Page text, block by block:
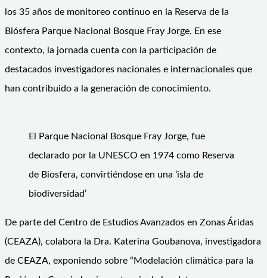
los 35 años de monitoreo continuo en la Reserva de la
Biósfera Parque Nacional Bosque Fray Jorge. En ese
contexto, la jornada cuenta con la participación de
destacados investigadores nacionales e internacionales que
han contribuido a la generación de conocimiento.
El Parque Nacional Bosque Fray Jorge, fue
declarado por la UNESCO en 1974 como Reserva
de Biosfera, convirtiéndose en una ‘isla de
biodiversidad’
De parte del Centro de Estudios Avanzados en Zonas Áridas
(CEAZA), colabora la Dra. Katerina Goubanova, investigadora
de CEAZA, exponiendo sobre “Modelación climática para la